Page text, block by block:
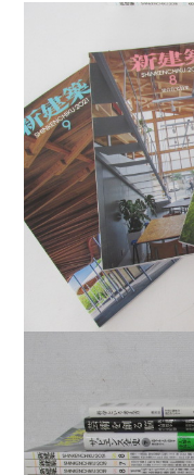
暮らし・趣味・
暮らしと健康
ガーデニング
住まい・インテリ
美容・着物・ファ
趣味・スポーツ
自転車・サイクリ
他スポーツ
就職対策
英
語学検定・通訳